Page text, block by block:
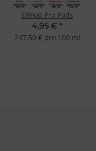
EXPod Pro Pods
4,95 € *
247,50 € pro 100 ml